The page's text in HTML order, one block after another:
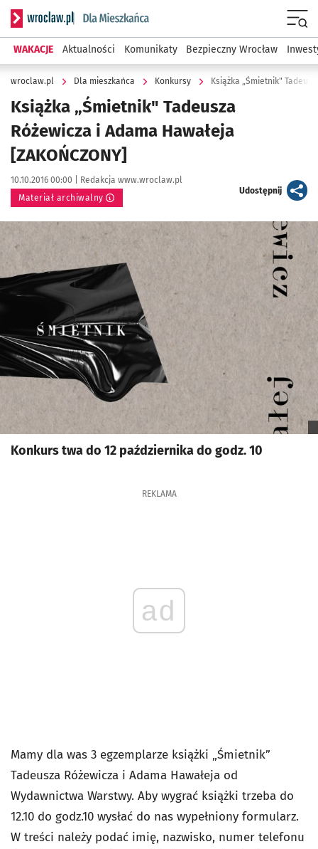
Serwis informacyjny wroclaw.pl podserwis: Dla mieszkańca
WAKACJE Aktualności Komunikaty Bezpieczny Wrocław
wroclaw.pl Dla mieszkańca Konkursy Książka „Śmietnik"
Książka „Śmietnik" Tadeusza
Różewicza i Adama Hawałeja
[ZAKOŃCZONY]
Data publikacji:
10.10.2016 00:00 | Autor:
Redakcja www.wroclaw.pl
Materiał archiwalny
Udostępnijartykuł
Kliknij, aby powiększyć
Konkurs twa do 12 października do godz. 10
REKLAMA
ad
Mamy dla was 3 egzemplarze książki „Śmietnik”
Tadeusza Różewicza i Adama Hawałeja od
Wydawnictwa Warstwy. Aby wygrać książki trzeba do
12.10 do godz.10 wysłać do nas wypełniony formularz.
W treści należy podać imię, nazwisko, numer telefonu